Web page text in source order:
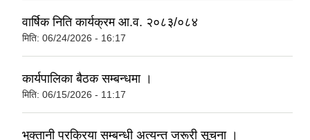
वार्षिक निति कार्यक्रम आ.व. २०८३/०८४
मिति: 06/24/2026 - 16:17
कार्यपालिका बैठक सम्बन्धमा ।
मिति: 06/15/2026 - 11:17
भुक्तानी प्रक्रिया सम्बन्धी अत्यन्त जरूरी सूचना ।